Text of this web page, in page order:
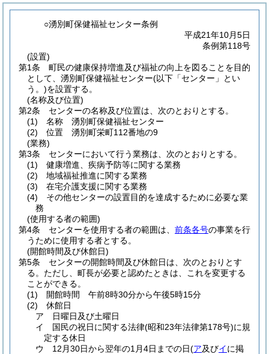
○湧別町保健福祉センター条例
平成21年10月5日
条例第118号
(設置)
第1条
町民の健康保持増進及び福祉の向上を図ることを目的
として、湧別町保健福祉センター(以下「センター」とい
う。)を設置する。
(名称及び位置)
第2条
センターの名称及び位置は、次のとおりとする。
(1)
名称 湧別町保健福祉センター
(2)
位置 湧別町栄町112番地の9
(業務)
第3条
センターにおいて行う業務は、次のとおりとする。
(1)
健康増進、疾病予防等に関する業務
(2)
地域福祉推進に関する業務
(3)
在宅介護支援に関する業務
(4)
その他センターの設置目的を達成するために必要な業
務
(使用する者の範囲)
第4条
センターを使用する者の範囲は、 前条各号の事業を行
うために使用する者とする。
(開館時間及び休館日)
第5条
センターの開館時間及び休館日は、次のとおりとす
る。 ただし、町長が必要と認めたときは、これを変更する
ことができる。
(1)
開館時間 午前8時30分から午後5時15分
(2)
休館日
ア
日曜日及び土曜日
イ
国民の祝日に関する法律(昭和23年法律第178号)に規
定する休日
ウ
12月30日から翌年の1月4日までの日(ア及びイに掲